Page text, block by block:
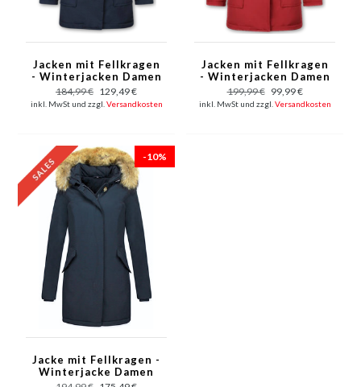
Jacken mit Fellkragen
- Winterjacken Damen
Lange - Parka Wooly -
Paspeltasche - Blau
184,99 € 129,49 €
inkl. MwSt und zzgl. Versandkosten
Jacken mit Fellkragen
- Winterjacken Damen
Lange - Parka Wooly -
Paspeltasche - Rot
199,99 € 99,99 €
inkl. MwSt und zzgl. Versandkosten
-10%
Jacke mit Fellkragen -
Winterjacke Damen
Lang - Parka - Blau